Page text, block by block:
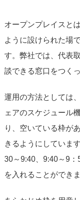
オープンプレイスと
ように設けられた場
す。弊社では、代表
談できる窓口をつく
運用の方法としては
ェアのスケジュール
り、空いている枠が
きるようにしていま
30～9:40、9:40～9
を入れることができま